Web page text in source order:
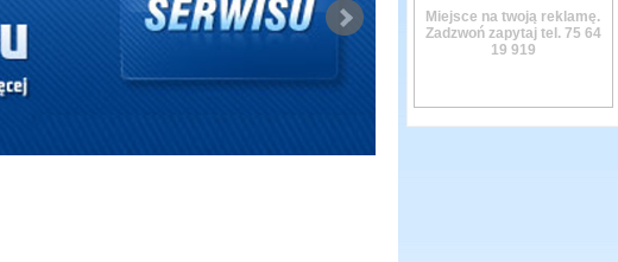
Miejsce na twoją reklamę.
Zadzwoń zapytaj tel. 75 64
19 919